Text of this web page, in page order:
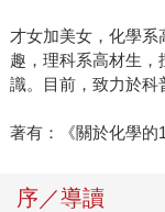
才女加美女，化學
趣，理科系高材生
識。目前，致力於科
著有：《關於化學的
序／導讀